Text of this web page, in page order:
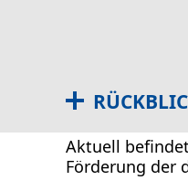
Aktuell
Förderung der